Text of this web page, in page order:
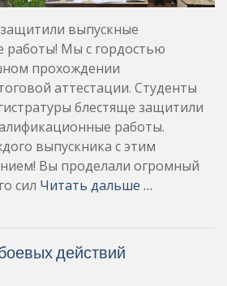
выпускные
работы! Мы с гордостью
прохождении
аттестации. Студенты
блестяще защитили
работы.
выпускника с этим
Вы проделали огромный
сил Читать дальше …
действий